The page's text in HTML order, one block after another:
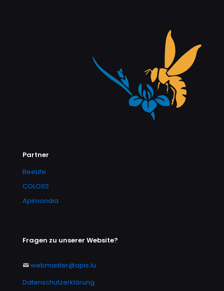
Partner
BeeLife
COLOSS
Apimondia
Fragen zu unserer Website?
webmaster@apis.lu
Datenschutzerklärung